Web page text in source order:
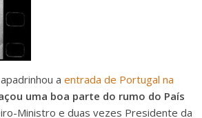
a entrada de Portugal na
uma boa parte do rumo do País
Ministro e duas vezes Presidente da